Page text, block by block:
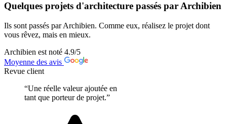
Quelques projets d'architecture passés par Archibien
Ils sont passés par Archibien. Comme eux, réalisez le projet dont
vous rêvez, mais en mieux.
Archibien est noté 4.9/5
Moyenne des avis
Revue client
“Une réelle valeur ajoutée en
tant que porteur de projet.”